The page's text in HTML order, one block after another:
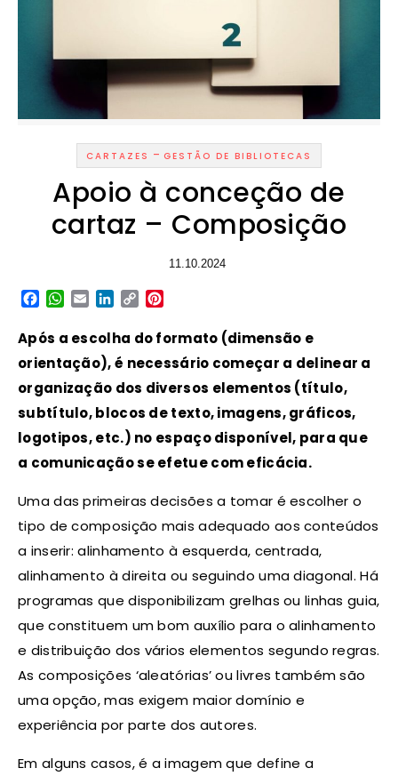
CARTAZES - GESTÃO DE BIBLIOTECAS
Apoio à conceção de
cartaz – Composição
11.10.2024
Facebook
WhatsApp
EmailLinkedIn
Copy
Após a escolha do formato (dimensão e
orientação), é necessário começar a delinear a
organização dos diversos elementos (título,
subtítulo, blocos de texto, imagens, gráficos,
logotipos, etc.) no espaço disponível, para que
a comunicação se efetue com eficácia.
Uma das primeiras decisões a tomar é escolher o
tipo de composição mais adequado aos conteúdos
a inserir: alinhamento à esquerda, centrada,
alinhamento à direita ou seguindo uma diagonal. Há
programas que disponibilizam grelhas ou linhas guia,
que constituem um bom auxílio para o alinhamento
e distribuição dos vários elementos segundo regras.
As composições ‘aleatórias’ ou livres também são
uma opção, mas exigem maior domínio e
experiência por parte dos autores.
Em alguns casos, é a imagem que define a